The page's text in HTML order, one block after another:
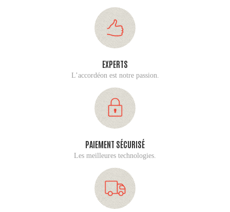
EXPERTS
L’accordéon est notre passion.
PAIEMENT SÉCURISÉ
Les meilleures technologies.